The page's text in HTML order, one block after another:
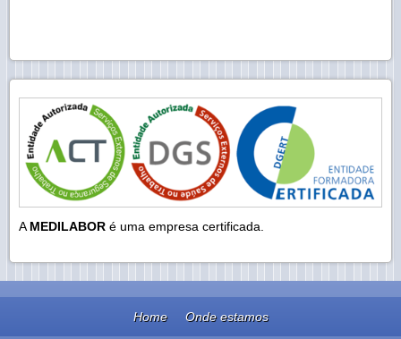
AMEDILABOR é uma empresa certificada.
Home Onde estamos